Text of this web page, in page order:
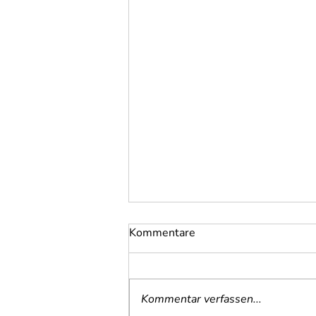
Steinbach 2025
Kommentare
Kommentar verfassen...